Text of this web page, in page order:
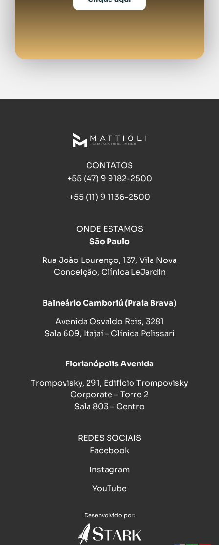
CONTATOS
+55 (47) 9 9182-2500
+55 (11) 9 1136-2500
ONDE ESTAMOS
São Paulo
Rua João Lourenço, 137, Vila Nova
Conceição, Clínica LeJardin
Balneário Camboriú (Praia Brava)
Avenida Osvaldo Reis, 3281
Sala 609, Itajaí – Clínica Pelissari
Florianópolis Avenida
Trompovisky, 291, Edifício Trompovisky
Corporate – Torre 2
Sala 803 – Centro
REDES SOCIAIS
Facebook
Instagram
YouTube
Desenvolvido por: